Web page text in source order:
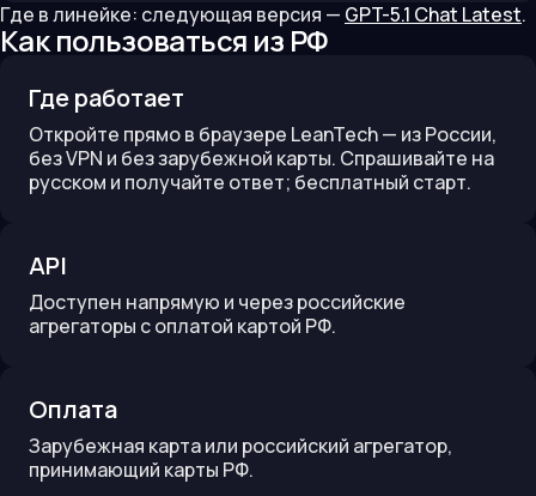
Где в линейке: следующая версия — GPT-5.1 Chat Latest.
Как пользоваться из РФ
Где работает
Откройте прямо в браузере LeanTech — из России,
без VPN и без зарубежной карты. Спрашивайте на
русском и получайте ответ; бесплатный старт.
API
Доступен напрямую и через российские
агрегаторы с оплатой картой РФ.
Оплата
Зарубежная карта или российский агрегатор,
принимающий карты РФ.